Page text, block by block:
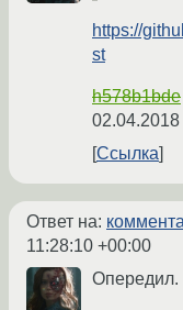
https://
st
h578b1bde
Ссылка
Ответ на:
11:28:10 +00:00
Опередил.